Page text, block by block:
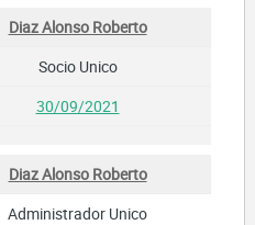
Diaz Alonso Roberto
Socio Unico
30/09/2021
Diaz Alonso Roberto
Administrador Unico